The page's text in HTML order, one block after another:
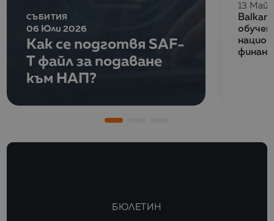
СЪБИТИЯ
06 Юли 2026
Как се подготвя SAF-
T файл за подаване
към НАП?
13 Май
Balkan
БЮЛЕТИН